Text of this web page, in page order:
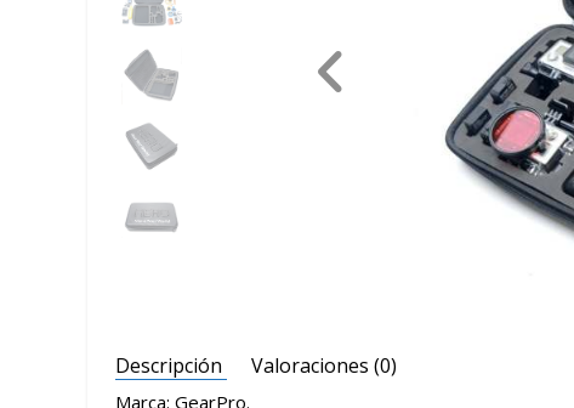
Descripción Valoraciones (0)
Marca: GearPro.